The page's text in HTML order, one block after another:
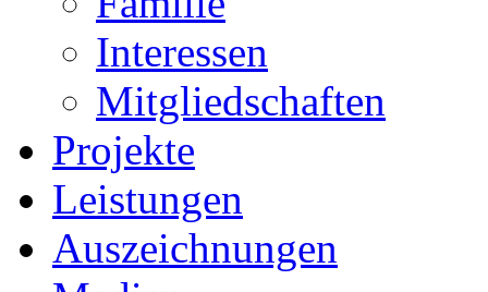
Interessen
Mitgliedschaften
Projekte
Leistungen
Auszeichnungen